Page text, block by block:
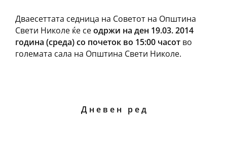
Дваесеттата седница на Советот на Општина
Свети Николе ќе сеодржи на ден 19.03. 2014
година (среда) со почеток во 15:00 часот во
големата сала на Општина Свети Николе.
Д н е в е н р е д